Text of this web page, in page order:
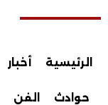
الرئيسية أخبار
حوادث الفن